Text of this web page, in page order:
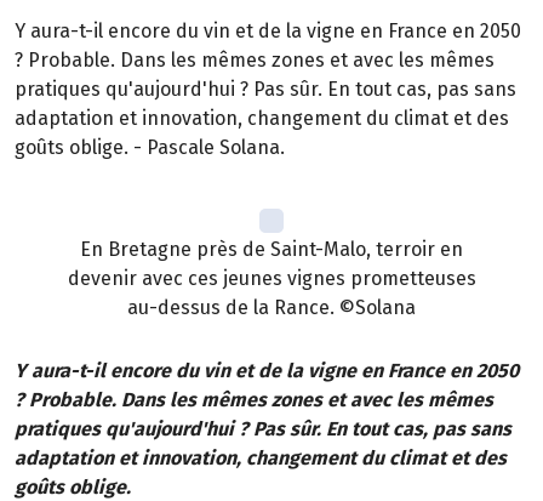
Y aura-t-il encore du vin et de la vigne en France en 2050
? Probable. Dans les mêmes zones et avec les mêmes
pratiques qu'aujourd'hui ? Pas sûr. En tout cas, pas sans
adaptation et innovation, changement du climat et des
goûts oblige. - Pascale Solana.
En Bretagne près de Saint-Malo, terroir en
devenir avec ces jeunes vignes prometteuses
au-dessus de la Rance. ©Solana
Y aura-t-il encore du vin et de la vigne en France en 2050
? Probable. Dans les mêmes zones et avec les mêmes
pratiques qu'aujourd'hui ? Pas sûr. En tout cas, pas sans
adaptation et innovation, changement du climat et des
goûts oblige.